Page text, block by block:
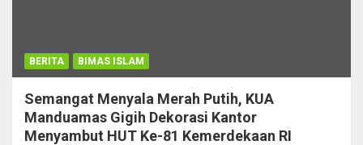
BERITA BIMAS ISLAM
Semangat Menyala Merah Putih, KUA
Manduamas Gigih Dekorasi Kantor
Menyambut HUT Ke-81 Kemerdekaan RI